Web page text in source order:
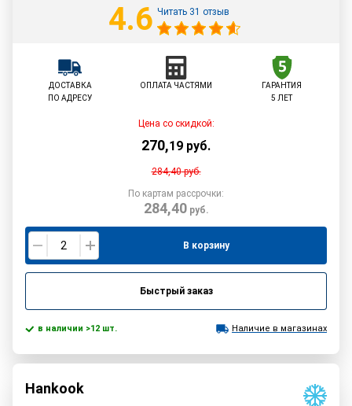
4.6 Читать 31 отзыв
ДОСТАВКА
ПО АДРЕСУ
ОПЛАТА ЧАСТЯМИ
ГАРАНТИЯ
5 ЛЕТ
Цена со скидкой:
270,19 руб.
284,40руб.
По картам рассрочки:
284,40руб.
В корзину
Быстрый заказ
в наличии >12 шт. Наличие в магазинах
Hankook